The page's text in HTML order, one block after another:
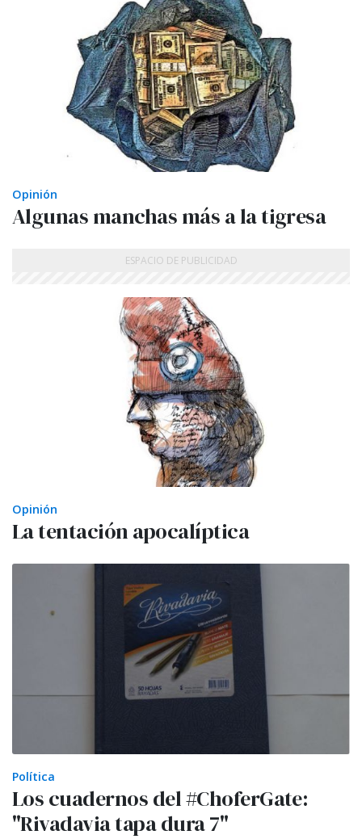
Opinión
Algunas manchas más a la tigresa
Opinión
La tentación apocalíptica
Política
Los cuadernos del #ChoferGate:
"Rivadavia tapa dura 7"